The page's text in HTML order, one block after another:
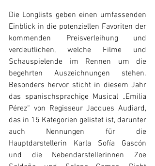
Die Longlists geben einen umfassenden
Einblick in die potenziellen Favoriten der
kommenden Preisverleihung und
verdeutlichen, welche Filme und
Schauspielende im Rennen um die
begehrten Auszeichnungen stehen.
Besonders hervor sticht in diesem Jahr
das spanischsprachige Musical „Emilia
Pérez“ von Regisseur Jacques Audiard,
das in 15 Kategorien gelistet ist, darunter
auch Nennungen für die
Hauptdarstellerin Karla Sofía Gascón
und die Nebendarstellerinnen Zoe